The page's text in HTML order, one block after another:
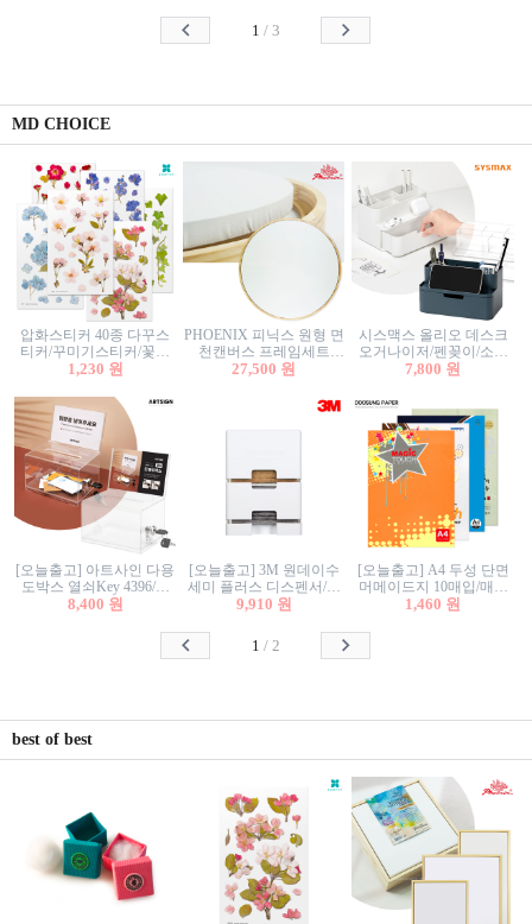
함/소화기거치대/소화기
1 / 3
MD CHOICE
압화스티커 40종 다꾸스
티커/꾸미기스티커/꽃스
티커/압화꽃책갈피/팬시
1,230 원
PHOENIX 피닉스 원형 면
천캔버스 프레임세트
30cm/원형캔버스/플로팅
27,500 원
시스맥스 올리오 데스크
오거나이저/펜꽂이/소품
꽂이/소품함/정리함/수납
7,800 원
[오늘출고] 아트사인 다용
도박스 열쇠Key 4396/투
표함/건의함/모금함/응모
8,400 원
[오늘출고] 3M 원데이수
세미 플러스 디스펜서/소
프트수세미5매+강력수세
9,910 원
[오늘출고] A4 두성 단면
머메이드지 10매입/매직
터치/색지/색상지/색복사
칼라색지/고급복사지
1,460 원
1 / 2
best of best